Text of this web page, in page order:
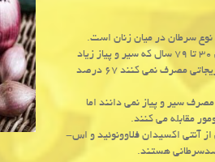
نوع سرطان در میان زنان است.
پژوهشگران دانشگاه بافالو آمریكا دریافتند زنان رده سنی ۳۰ تا ۷۹ سال كه سیر و پیاز زیاد
مصرف می كنند در مقایسه با بانوانی كه هیچ گاه چنین سبزیجاتی مصرف نمی كنند ۶۷ درصد
سیر و پیاز نمی دانند اما
مقابله می كنند.
آنتی اكسیدان فلاوونوئید و اس-
هستند.